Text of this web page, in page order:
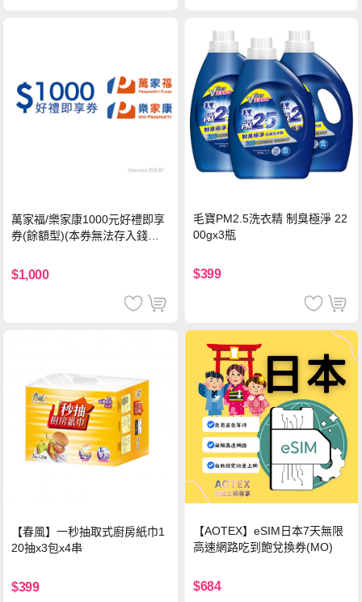
萬家福/樂家康1000元好禮即享
券(餘額型)(本券無法存入錢包
$1,000
毛寶PM2.5洗衣精 制臭極淨 22
00gx3瓶
$399
【春風】一秒抽取式廚房紙巾1
20抽x3包x4串
$399
【AOTEX】eSIM日本7天無限
高速網路吃到飽兌換券(MO)
$684